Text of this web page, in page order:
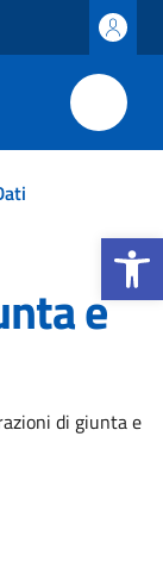
e
di giunta e
Apri la